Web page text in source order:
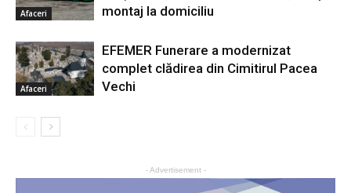
Afaceri
montaj la domiciliu
Afaceri
EFEMER Funerare a modernizat
complet clădirea din Cimitirul Pacea
Vechi
- Advertisement -